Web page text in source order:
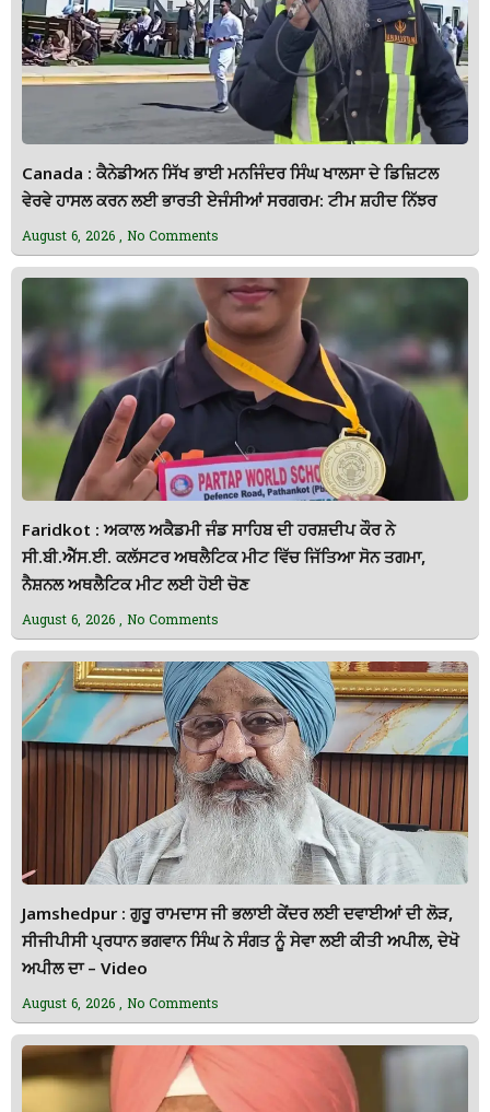
Canada : ਕੈਨੇਡੀਅਨ ਸਿੱਖ ਭਾਈ ਮਨਜਿੰਦਰ ਸਿੰਘ ਖਾਲਸਾ ਦੇ ਡਿਜ਼ਿਟਲ
ਵੇਰਵੇ ਹਾਸਲ ਕਰਨ ਲਈ ਭਾਰਤੀ ਏਜੰਸੀਆਂ ਸਰਗਰਮ: ਟੀਮ ਸ਼ਹੀਦ ਨਿੱਝਰ
August 6, 2026 No Comments
Faridkot : ਅਕਾਲ ਅਕੈਡਮੀ ਜੰਡ ਸਾਹਿਬ ਦੀ ਹਰਸ਼ਦੀਪ ਕੌਰ ਨੇ
ਸੀ.ਬੀ.ਐੱਸ.ਈ. ਕਲੱਸਟਰ ਅਥਲੈਟਿਕ ਮੀਟ ਵਿੱਚ ਜਿੱਤਿਆ ਸੋਨ ਤਗਮਾ,
ਨੈਸ਼ਨਲ ਅਥਲੈਟਿਕ ਮੀਟ ਲਈ ਹੋਈ ਚੋਣ
August 6, 2026 No Comments
Jamshedpur : ਗੁਰੂ ਰਾਮਦਾਸ ਜੀ ਭਲਾਈ ਕੇਂਦਰ ਲਈ ਦਵਾਈਆਂ ਦੀ ਲੋੜ,
ਸੀਜੀਪੀਸੀ ਪ੍ਰਧਾਨ ਭਗਵਾਨ ਸਿੰਘ ਨੇ ਸੰਗਤ ਨੂੰ ਸੇਵਾ ਲਈ ਕੀਤੀ ਅਪੀਲ, ਦੇਖੋ
ਅਪੀਲ ਦਾ – Video
August 6, 2026 No Comments